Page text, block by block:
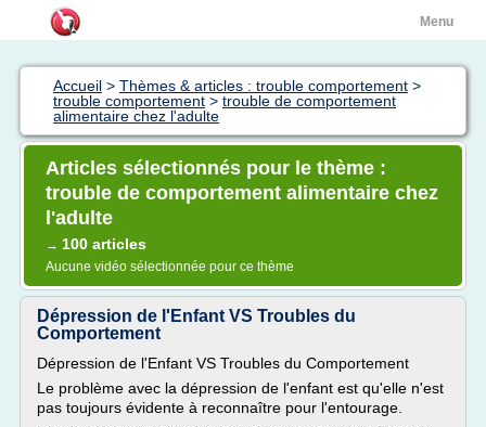
Menu
Accueil > Thèmes & articles : trouble comportement >
trouble comportement > trouble de comportement
alimentaire chez l'adulte
Articles sélectionnés pour le thème :
trouble de comportement alimentaire chez
l'adulte
→ 100 articles
Aucune vidéo sélectionnée pour ce thème
Dépression de l'Enfant VS Troubles du
Comportement
Dépression de l'Enfant VS Troubles du Comportement
Le problème avec la dépression de l'enfant est qu'elle n'est
pas toujours évidente à reconnaître pour l'entourage.